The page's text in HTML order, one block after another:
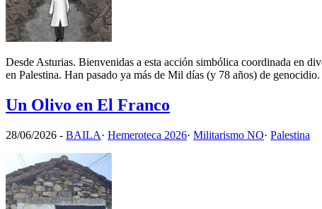
Desde Asturias. Bienvenidas a esta acción simbólica coordinada en
en Palestina. Han pasado ya más de Mil días (y 78 años) de
Un Olivo en El Franco
28/06/2026 - BAILA· Hemeroteca 2026· Militarismo NO· Palestina